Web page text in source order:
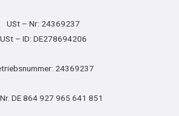
USt – Nr: 24369237
USt – ID: DE278694206
24369237
DE 864 927 965 641 851